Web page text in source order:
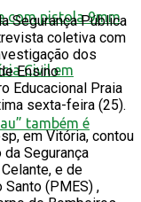
Segurança Pública
coletiva com
dos
Ensino
Educacional Praia
sexta-feira (25).
em Vitória, contou
Segurança
e de
(PMES) ,